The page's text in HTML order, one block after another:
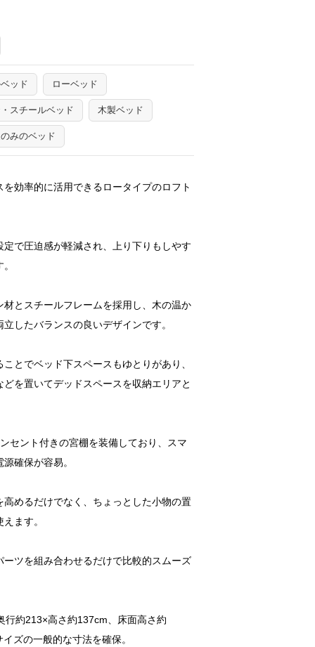
ッド ローベッド
スチールベッド 木製ベッド
みのベッド
を効率的に活用できるロータイプのロフト
で圧迫感が軽減され、上り下りもしやす
材とスチールフレームを採用し、木の温か
したバランスの良いデザインです。
とでベッド下スペースもゆとりがあり、
を置いてデッドスペースを収納エリアと
セント付きの宮棚を装備しており、スマ
確保が容易。
高めるだけでなく、ちょっとした小物の置
ます。
ーツを組み合わせるだけで比較的スムーズ
行約213×高さ約137cm、床面高さ約
ズの一般的な寸法を確保。